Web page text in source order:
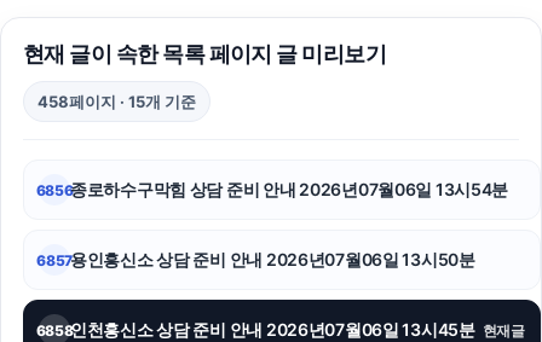
트립닷컴 할인코드
수원음주운전변호사
상간남소송
현재 글이 속한 목록 페이지 글 미리보기
458페이지 · 15개 기준
6856종로하수구막힘 상담 준비 안내 2026년07월06일 13시54분
6857용인흥신소 상담 준비 안내 2026년07월06일 13시50분
6858인천흥신소 상담 준비 안내 2026년07월06일 13시45분 현재글